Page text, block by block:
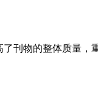
刊物的整体质量，